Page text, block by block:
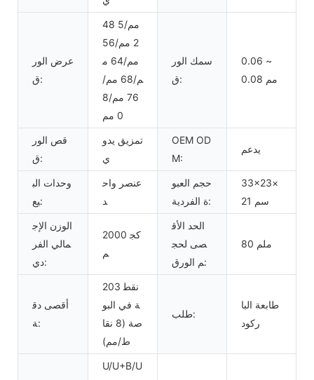
عرض الور
ق:
48 مم/5
2 مم/56
مم/64 م
م/68 مم/
76 مم/8
0 مم
سمك الور
ق:
0.06 ~
0.08 مم
قص الور
ق:
تمزيق يدو
ي
OEM OD
M:
يدعم
وحدات الب
يع:
عنصر واح
د
حجم العبو
ة الفردية:
33×23×
21 سم
الوزن الإج
مالي الفر
دي:
2000 كج
م
الحد الأق
صى لحج
م الورق:
80 ملم
أقصى دق
ة:
203 نقط
ة في البو
صة (8 نقا
ط/مم)
طلب:
طابعة البا
ركود
U/U+B/U